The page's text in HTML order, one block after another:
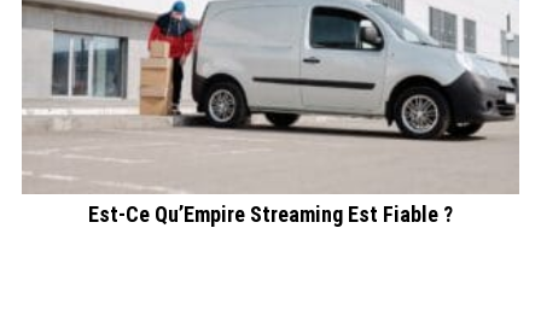
Est-Ce Qu’Empire Streaming Est Fiable ?